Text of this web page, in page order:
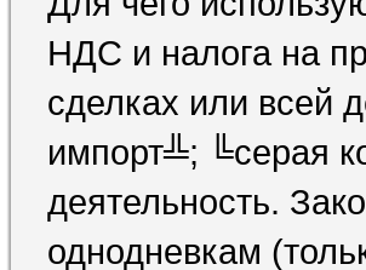
НДС и налога на
сделках или всей
импорт╩; ╚серая
деятельность.
однодневкам